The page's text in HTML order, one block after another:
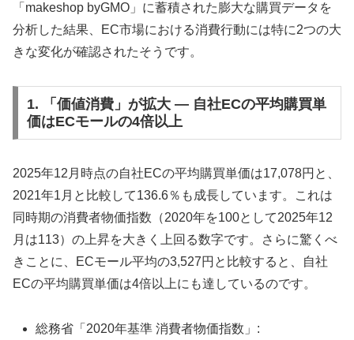
「makeshop byGMO」に蓄積された膨大な購買データを
分析した結果、EC市場における消費行動には特に2つの大
きな変化が確認されたそうです。
1. 「価値消費」が拡大 — 自社ECの平均購買単
価はECモールの4倍以上
2025年12月時点の自社ECの平均購買単価は17,078円と、
2021年1月と比較して136.6％も成長しています。これは
同時期の消費者物価指数（2020年を100として2025年12
月は113）の上昇を大きく上回る数字です。さらに驚くべ
きことに、ECモール平均の3,527円と比較すると、自社
ECの平均購買単価は4倍以上にも達しているのです。
総務省「2020年基準 消費者物価指数」: